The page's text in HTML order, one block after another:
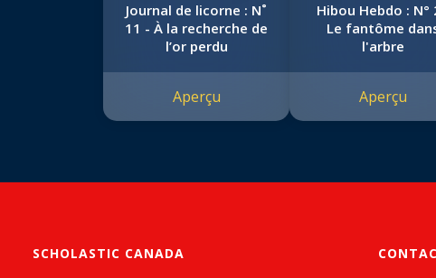
Journal de licorne : N˚
11 - À la recherche de
l’or perdu
Aperçu
Hibou Hebdo : N°
Le fantôme
l'arbre
Aperçu
SCHOLASTIC CANADA